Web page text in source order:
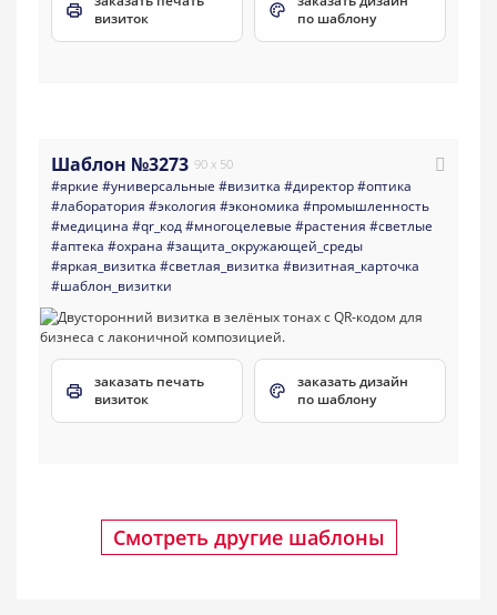
визиток
по шаблону
Шаблон №3273 90 x 50
#яркие #универсальные #визитка #директор#оптика
#лаборатория #экология #экономика #промышленность
#медицина #qr_код#многоцелевые #растения #светлые
#аптека #охрана #защита_окружающей_среды
#яркая_визитка #светлая_визитка #визитная_карточка
#шаблон_визитки
заказать печать
визиток
заказать дизайн
по шаблону
Смотреть другие шаблоны